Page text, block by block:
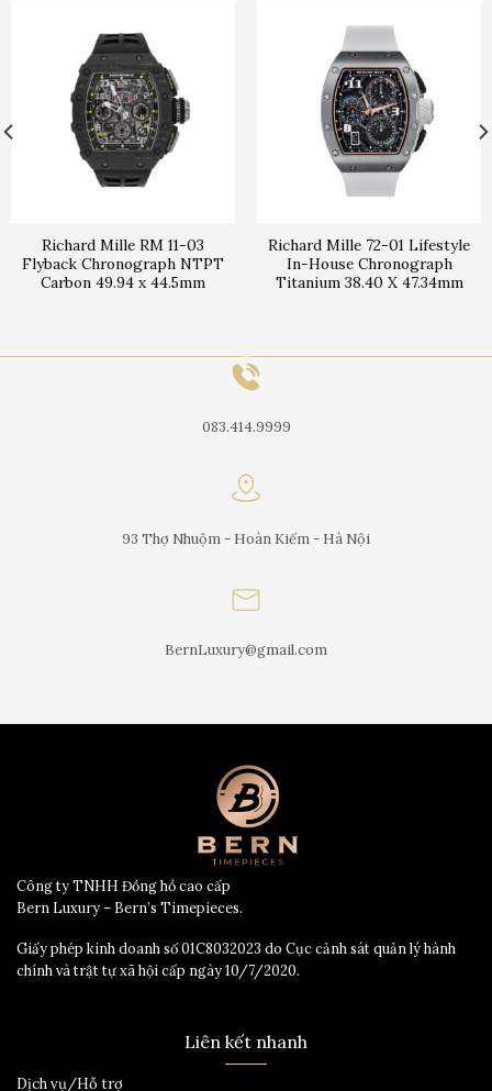
Richard Mille RM 11-03
Flyback Chronograph NTPT
Carbon 49.94 x 44.5mm
Richard Mille 72-01 Lifestyle
In-House Chronograph
Titanium 38.40 X 47.34mm
083.414.9999
93 Thợ Nhuộm - Hoàn Kiếm - Hà Nội
BernLuxury@gmail.com
Công ty TNHH Đồng hồ cao cấp
Bern Luxury – Bern’s Timepieces.
Giấy phép kinh doanh số 01C8032023 do Cục cảnh sát quản lý hành
chính và trật tự xã hội cấp ngày 10/7/2020.
Liên kết nhanh
Dịch vụ/Hỗ trợ